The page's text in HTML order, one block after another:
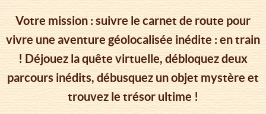
Votre mission : suivre le carnet de route pour
vivre une aventure géolocalisée inédite : en train
! Déjouez la quête virtuelle, débloquez deux
parcours inédits, débusquez un objet mystère et
trouvez le trésor ultime !